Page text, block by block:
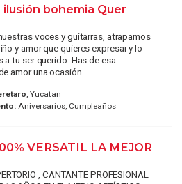
ilusión bohemia Quer
voces y guitarras, atrapamos
y amor que quieres expresar y lo
a tu ser querido. Has de esa
amor una ocasión ...
, Yucatan
Aniversarios, Cumpleaños
VERSATIL LA MEJOR
, CANTANTE PROFESIONAL